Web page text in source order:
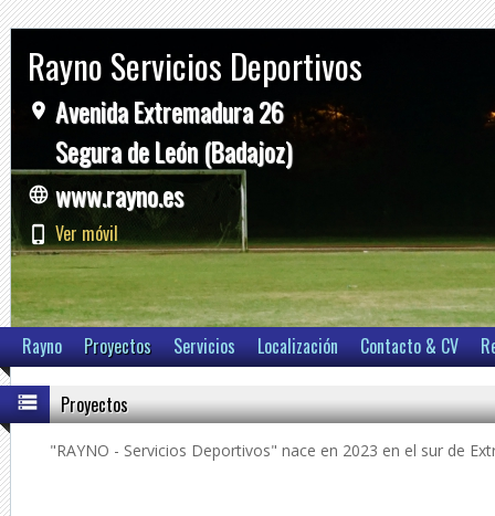
Rayno Servicios Deportivos
Avenida Extremadura 26
Segura de León (Badajoz)
www.rayno.es
Ver móvil
Rayno Proyectos Servicios Localización Contacto & CV
Proyectos
"RAYNO - Servicios Deportivos" nace en 2023 en el sur de